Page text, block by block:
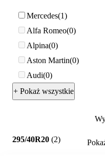
Mercedes 1
Alfa Romeo 0
Alpina 0
Aston Martin 0
Audi 0
+ Pokaż wszystkie
295/40R20 (2)